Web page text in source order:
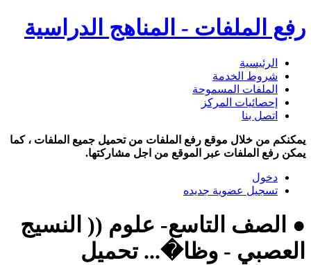
رفع الملفات - المناهج الدراسية
الرئيسية
شروط الخدمة
الملفات المسموحة
إحصائيات المركز
اتصل بنا
يمكنكم من خلال موقع رفع الملفات من تحميل جميع الملفات ، كما
يمكن رفع الملفات عبر الموقع من اجل مشاركتها.
دخول
تسجيل عضوية جديده
● الصف التاسع- علوم (( النسيج
العصبي - وظا�... تحميل